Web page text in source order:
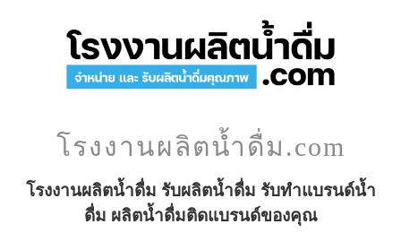
โรงงานผลิตน้ำดื่ม.com
โรงงานผลิตน้ำดื่ม รับผลิตน้ำดื่ม รับทำแบรนด์น้ำ
ดื่ม ผลิตน้ำดื่มติดแบรนด์ของคุณ